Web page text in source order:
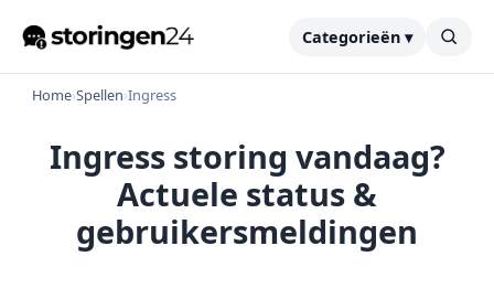
Categorieën ▾
Home›Spellen›Ingress
Ingress storing vandaag?
Actuele status &
gebruikersmeldingen